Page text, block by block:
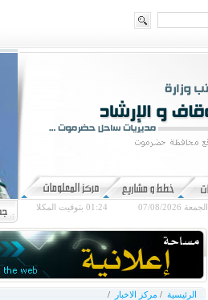
الجمعة 07/08/2026 01:24 بتوقيت المكلا
الرئيسية / مركز الاخبار /